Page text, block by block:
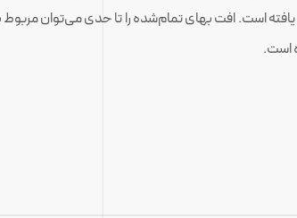
است. افت بهای تمام‌شده را تا حدی می‌توان مربوط
است.